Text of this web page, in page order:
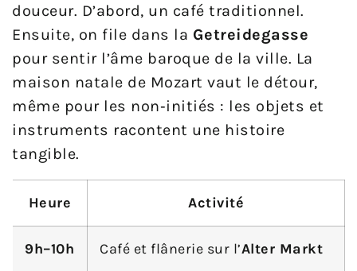
douceur. D’abord, un café traditionnel.
Ensuite, on file dans la Getreidegasse
pour sentir l’âme baroque de la ville. La
maison natale de Mozart vaut le détour,
même pour les non‑initiés : les objets et
instruments racontent une histoire
tangible.
Heure Activité
9h–10h Café et flânerie sur l’Alter Markt